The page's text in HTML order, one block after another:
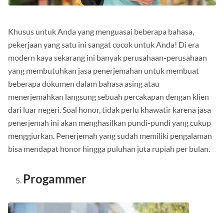
Khusus untuk Anda yang menguasai beberapa bahasa,
pekerjaan yang satu ini sangat cocok untuk Anda! Di era
modern kaya sekarang ini banyak perusahaan-perusahaan
yang membutuhkan jasa penerjemahan untuk membuat
beberapa dokumen dalam bahasa asing atau
menerjemahkan langsung sebuah percakapan dengan klien
dari luar negeri. Soal honor, tidak perlu khawatir karena jasa
penerjemah ini akan menghasilkan pundi-pundi yang cukup
menggiurkan. Penerjemah yang sudah memiliki pengalaman
bisa mendapat honor hingga puluhan juta rupiah per bulan.
Progammer